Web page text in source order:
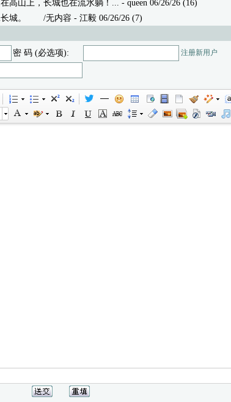
高山上，长城也在流水躺！... - queen 06/26/26 (16)
城。
/无内容 - 江毅 06/26/26 (7)
密 码 (必选项): 注册新用户